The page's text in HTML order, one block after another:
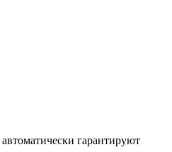
гарантируют